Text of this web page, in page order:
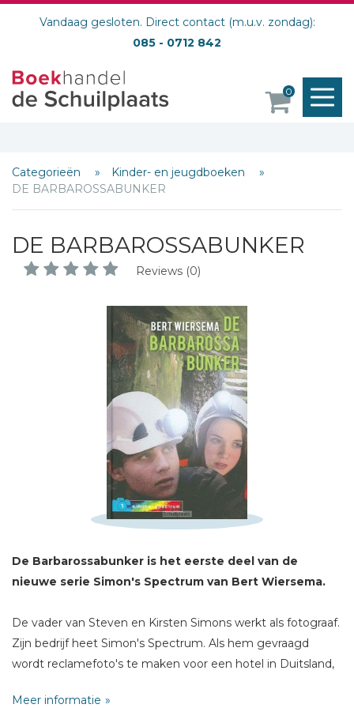
Vandaag gesloten. Direct contact (m.u.v. zondag):
085 - 0712 842
0
Categorieën
Kinder- en jeugdboeken
DE BARBAROSSABUNKER
DE BARBAROSSABUNKER
Reviews (0)
De Barbarossabunker is het eerste deel van de
nieuwe serie Simon's Spectrum van Bert Wiersema.
De vader van Steven en Kirsten Simons werkt als fotograaf.
Zijn bedrijf heet Simon's Spectrum. Als hem gevraagd
wordt reclamefoto's te maken voor een hotel in Duitsland,
Meer informatie
Schrijf hieronder je review!
Naam *
Titel *
Bericht *